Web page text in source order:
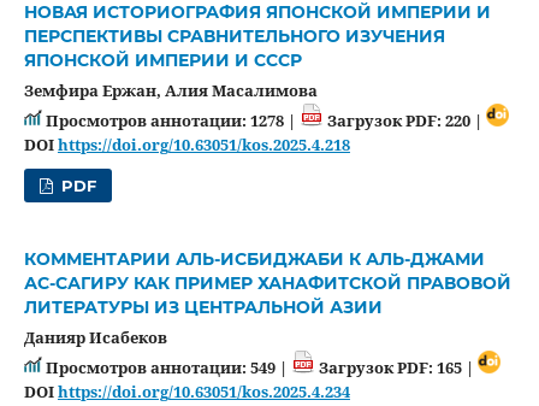
НОВАЯ ИСТОРИОГРАФИЯ ЯПОНСКОЙ ИМПЕРИИ И
ПЕРСПЕКТИВЫ СРАВНИТЕЛЬНОГО ИЗУЧЕНИЯ
ЯПОНСКОЙ ИМПЕРИИ И СССР
Земфира Ержан, Алия Масалимова
Просмотров аннотации: 1278 |
Загрузок PDF: 220 |
DOIhttps://doi.org/10.63051/kos.2025.4.218
PDF
КОММЕНТАРИИ АЛЬ-ИСБИДЖАБИ К АЛЬ-ДЖАМИ
АС-САГИРУ КАК ПРИМЕР ХАНАФИТСКОЙ ПРАВОВОЙ
ЛИТЕРАТУРЫ ИЗ ЦЕНТРАЛЬНОЙ АЗИИ
Данияр Исабеков
Просмотров аннотации: 549 |
Загрузок PDF: 165 |
DOIhttps://doi.org/10.63051/kos.2025.4.234